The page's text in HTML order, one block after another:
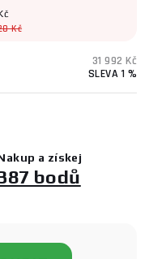
Kč
31 992 Kč
SLEVA 1 %
a získej
bodů